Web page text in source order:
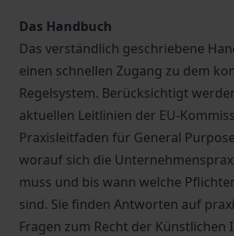
Das Handbuch
Das verständlich geschriebene
einen schnellen Zugang zu dem
Regelsystem. Berücksichtigt
aktuellen Leitlinien der EU-
Praxisleitfaden für General
worauf sich die
muss und bis wann welche
sind. Sie finden Antworten auf
Fragen zum Recht der Künstlichen